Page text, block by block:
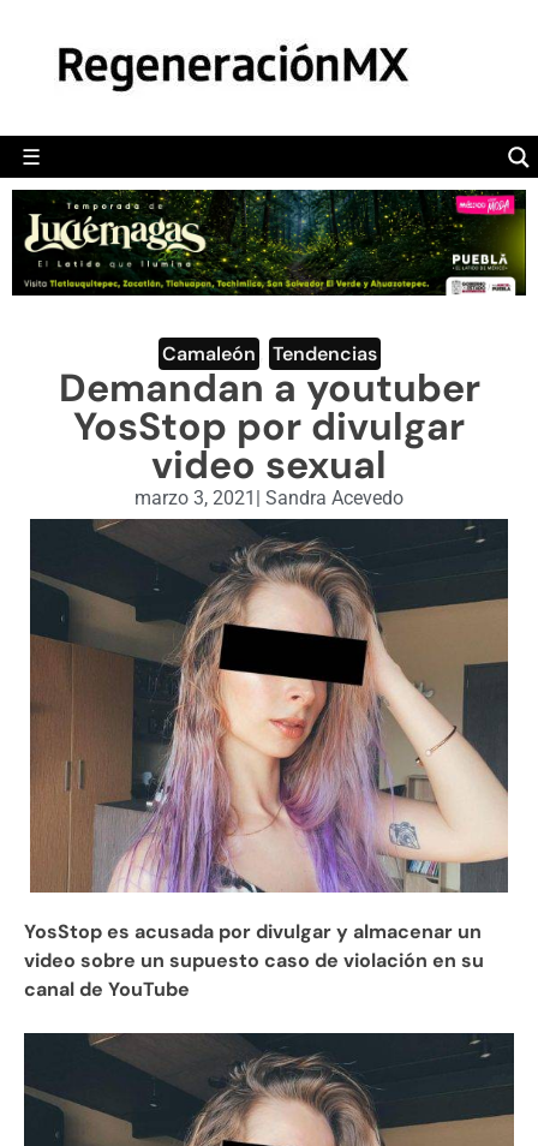
☰
POLÍTICA
CAMALEÓN
OPINIÓN
DEPORTES
ENGLISH SECTION
VIDEOS
Camaleón Tendencias
Demandan a youtuber
YosStop por divulgar
video sexual
marzo 3, 2021 | Sandra Acevedo
YosStop es acusada por divulgar y almacenar un
video sobre un supuesto caso de violación en su
canal de YouTube